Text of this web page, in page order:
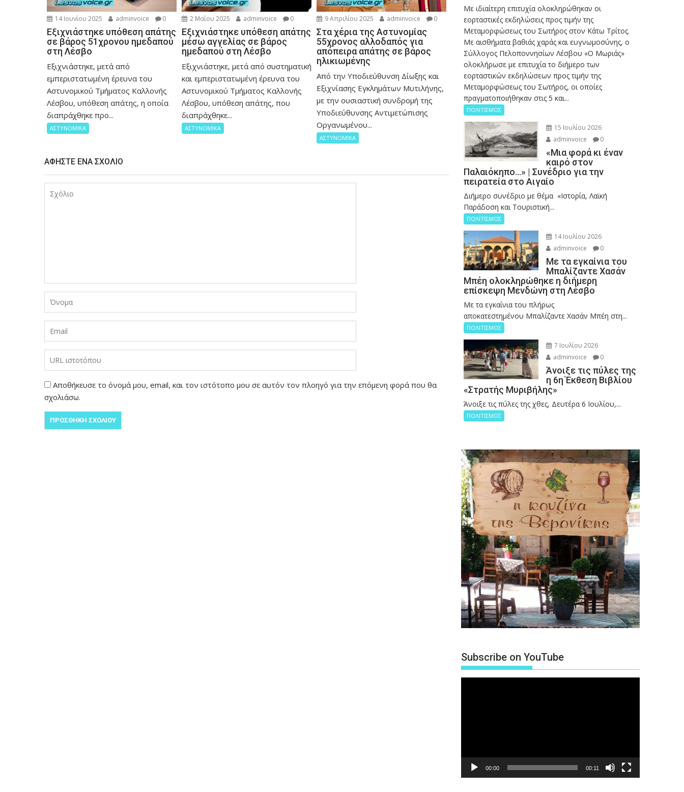
14 Ιουνίου 2025 adminvoice 0
Εξιχνιάστηκε υπόθεση απάτης
σε βάρος 51χρονου ημεδαπού
στη Λέσβο
Εξιχνιάστηκε, μετά από
εμπεριστατωμένη έρευνα του
Αστυνομικού Τμήματος Καλλονής
Λέσβου, υπόθεση απάτης, η οποία
διαπράχθηκε προ...
ΑΣΤΥΝΟΜΙΚΑ
2 Μαΐου 2025 adminvoice 0
Εξιχνιάστηκε υπόθεση απάτης
μέσω αγγελίας σε βάρος
ημεδαπού στη Λέσβο
Εξιχνιάστηκε, μετά από συστηματική
και εμπεριστατωμένη έρευνα του
Αστυνομικού Τμήματος Καλλονής
Λέσβου, υπόθεση απάτης, που
διαπράχθηκε...
ΑΣΤΥΝΟΜΙΚΑ
9 Απριλίου 2025 adminvoice 0
Στα χέρια της Αστυνομίας
55χρονος αλλοδαπός για
απόπειρα απάτης σε βάρος
ηλικιωμένης
Από την Υποδιεύθυνση Δίωξης και
Εξιχνίασης Εγκλημάτων Μυτιλήνης,
με την ουσιαστική συνδρομή της
Υποδιεύθυνσης Αντιμετώπισης
Οργανωμένου...
ΑΣΤΥΝΟΜΙΚΑ
ΑΦΉΣΤΕ ΈΝΑ ΣΧΌΛΙΟ
Αποθήκευσε το όνομά μου, email, και τον ιστότοπο μου σε αυτόν τον πλοηγό για την επόμενη φορά που θα
σχολιάσω.
Με ιδιαίτερη επιτυχία ολοκληρώθηκαν οι
εορταστικές εκδηλώσεις προς τιμήν της
Μεταμορφώσεως του Σωτήρος στον Κάτω Τρίτος.
Με αισθήματα βαθιάς χαράς και ευγνωμοσύνης, ο
Σύλλογος Πελοποννησίων Λέσβου «Ο Μωριάς»
ολοκλήρωσε με επιτυχία το διήμερο των
εορταστικών εκδηλώσεων προς τιμήν της
Μεταμορφώσεως του Σωτήρος, οι οποίες
πραγματοποιήθηκαν στις 5 και...
ΠΟΛΙΤΙΣΜΟΣ
15 Ιουλίου 2026
adminvoice
0
«Μια φορά κι έναν
καιρό στον
Παλαιόκηπο…» | Συνέδριο για την
πειρατεία στο Αιγαίο
Διήμερο συνέδριο με θέμα «Ιστορία, Λαϊκή
Παράδοση και Τουριστική...
ΠΟΛΙΤΙΣΜΟΣ
14 Ιουλίου 2026
adminvoice
0
Με τα εγκαίνια του
Μπαλίζαντε Χασάν
Μπέη ολοκληρώθηκε η διήμερη
επίσκεψη Μενδώνη στη Λέσβο
Με τα εγκαίνια του πλήρως
αποκατεστημένου Μπαλίζαντε Χασάν Μπέη στη...
ΠΟΛΙΤΙΣΜΟΣ
7 Ιουλίου 2026
adminvoice
0
Άνοιξε τις πύλες της
η 6η Έκθεση Βιβλίου
«Στρατής Μυριβήλης»
Άνοιξε τις πύλες της χθες, Δευτέρα 6 Ιουλίου,...
ΠΟΛΙΤΙΣΜΟΣ
Subscribe on YouTube
00:00 00:11